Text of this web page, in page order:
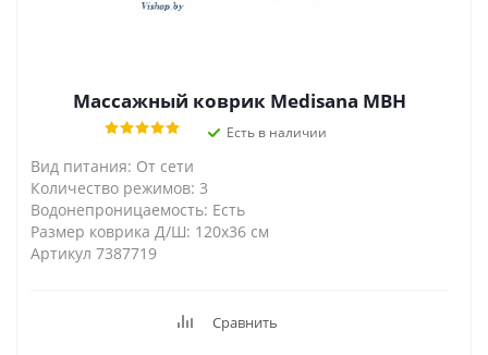
Массажный коврик Medisana MBH
Есть в наличии
Вид питания: От сети
Количество режимов: 3
Водонепроницаемость: Есть
Размер коврика Д/Ш: 120х36 см
Артикул 7387719
Сравнить